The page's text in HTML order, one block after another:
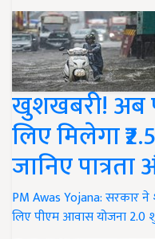
खुशखबरी! अब
लिए मिलेगा
जानिए
PM Awas Yojana: सरकार
लिए पीएम आवास योजना